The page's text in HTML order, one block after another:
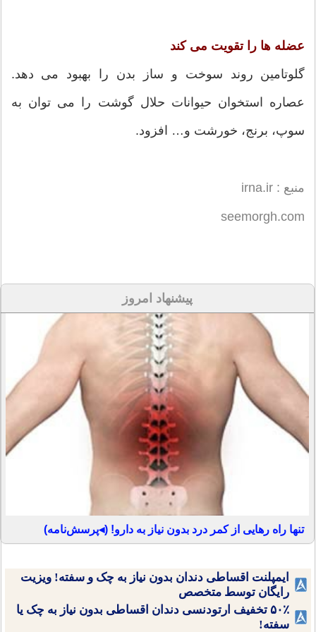
عضله ها را تقویت می کند
گلوتامین روند سوخت و ساز بدن را بهبود می دهد.
عصاره استخوان حیوانات حلال گوشت را می توان به
سوپ، برنج، خورشت و… افزود.
منبع : irna.ir
seemorgh.com
پیشنهاد امروز
تنها راه رهایی از کمر درد بدون نیاز به دارو! (◂پرسش‌نامه)
ایمپلنت اقساطی دندان بدون نیاز به چک و سفته! ویزیت
رایگان توسط متخصص
۵۰٪ تخفیف ارتودنسی دندان اقساطی بدون نیاز به چک یا
سفته!